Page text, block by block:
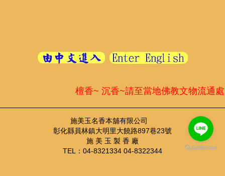
檀香~ 沉香~請至當地佛教文物流通
施美玉名香本舖有限公司
彰化縣員林鎮大明里大饒路897巷23號
施 美 玉 製 香 廠
TEL：04-8321334 04-8322344